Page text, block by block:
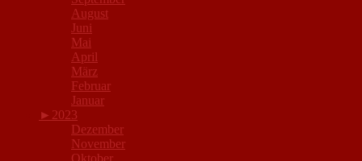
August
Juni
Mai
April
März
Februar
Januar
► 2023
Dezember
November
Oktober